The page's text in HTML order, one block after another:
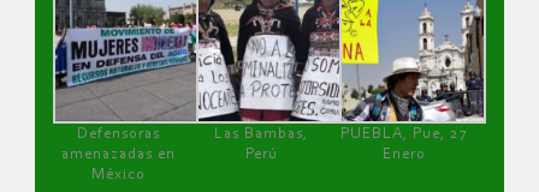
Defensoras
amenazadas en
México
Las Bambas,
Perú
PUEBLA, Pue, 27
Enero